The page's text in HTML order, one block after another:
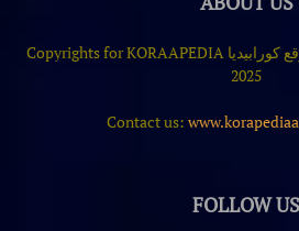
FOLLOW US